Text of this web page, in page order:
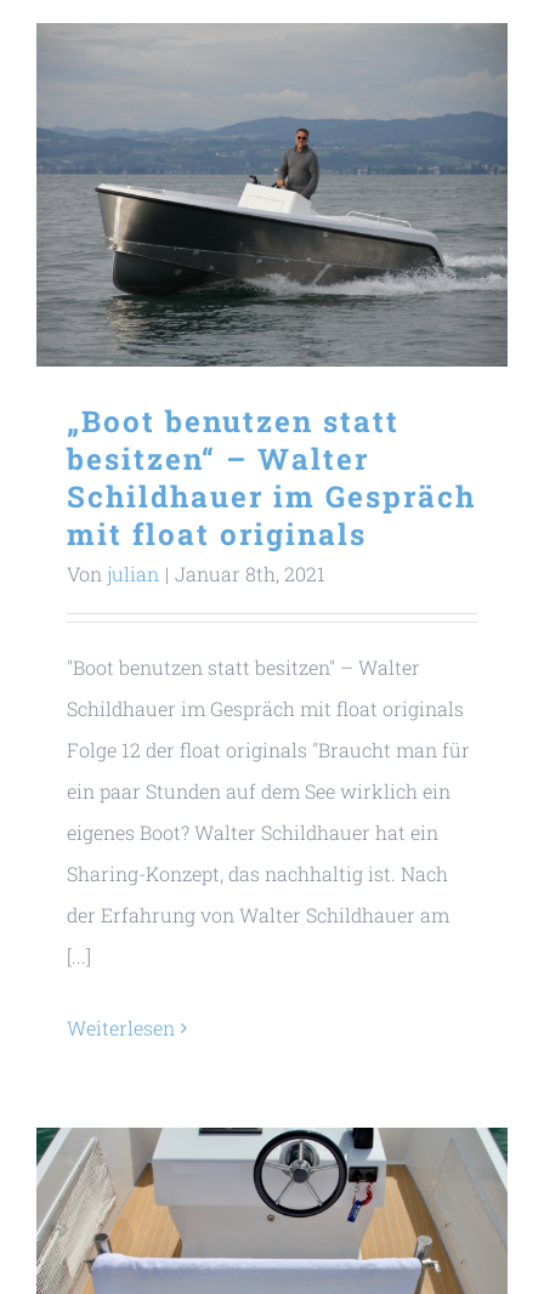
„Boot benutzen statt
besitzen“ – Walter
Schildhauer im Gespräch
mit float originals
Von julian | Januar 8th, 2021
"Boot benutzen statt besitzen" – Walter
Schildhauer im Gespräch mit float originals
Folge 12 der float originals "Braucht man für
ein paar Stunden auf dem See wirklich ein
eigenes Boot? Walter Schildhauer hat ein
Sharing-Konzept, das nachhaltig ist. Nach
der Erfahrung von Walter Schildhauer am
[...]
Weiterlesen